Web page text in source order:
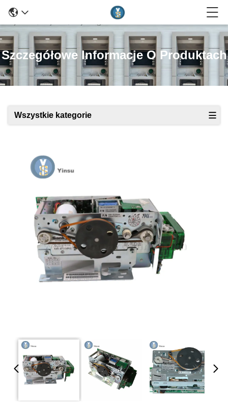
Szczegółowe Informacje O Produktach
Wszystkie kategorie